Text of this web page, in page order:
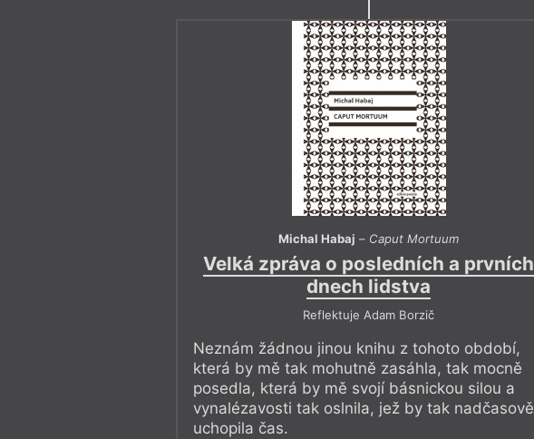
Michal Habaj – Caput Mortuum
Velká zpráva o posledních a prvních
dnech lidstva
Reflektuje Adam Borzič
Neznám žádnou jinou knihu z tohoto období,
která by mě tak mohutně zasáhla, tak mocně
posedla, která by mě svojí básnickou silou a
vynalézavosti tak oslnila, jež by tak nadčasově
uchopila čas.